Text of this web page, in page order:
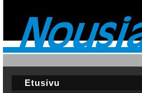
Etusivu